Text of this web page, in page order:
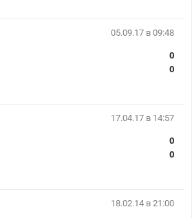
05.09.17 в 09:48
0
0
17.04.17 в 14:57
0
0
18.02.14 в 21:00